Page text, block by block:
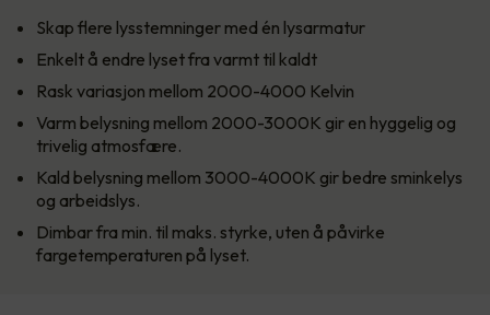
Skap flere lysstemninger med én lysarmatur
Enkelt å endre lyset fra varmt til kaldt
Rask variasjon mellom 2000-4000 Kelvin
Varm belysning mellom 2000-3000K gir en hyggelig og
trivelig atmosfære.
Kald belysning mellom 3000-4000K gir bedre sminkelys
og arbeidslys.
Dimbar fra min. til maks. styrke, uten å påvirke
fargetemperaturen på lyset.